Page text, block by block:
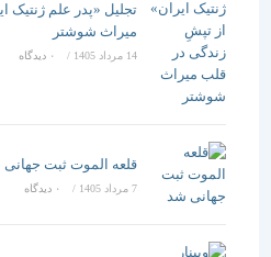
تجلیل «پدر علم ژنتیک ایران»
میراث شوشتر
14 مرداد 1405 / ۰ دیدگاه
قلعه الموت ثبت جهانی شد
/ ۰ دیدگاه